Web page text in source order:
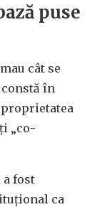
puse
cât se
în
„co-
fost
ca